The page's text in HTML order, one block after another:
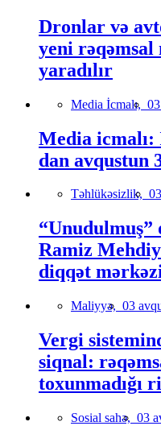
Dronlar və
yeni rəqəmsal
yaradılır
Media İcmalı,
Media icmalı:
dan avqustun
Təhlükəsizlik,
Ramiz
diqqət
Maliyyə, 03
Vergi
siqnal:
toxunmadığı
Sosial sahə, 03